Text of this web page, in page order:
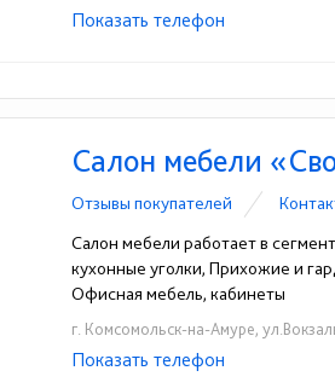
☎+7-914-312-02-12
Показать телефон
Салон мебели
Отзывы покупателей
Салон мебели работает в
кухонные уголки, Прихожие и
Офисная мебель, кабинеты
г. Комсомольск-на-Амуре,
☎+7(4217)31-30-32
Показать телефон